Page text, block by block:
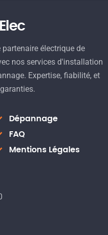
électrique de
nos services d'installation
Expertise, fiabilité, et
Dépannage
FAQ
Mentions Légales